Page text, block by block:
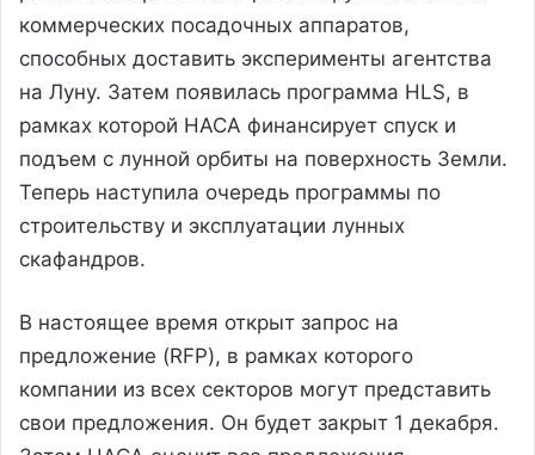
коммерческих посадочных аппаратов,
способных доставить эксперименты агентства
на Луну. Затем появилась программа HLS, в
рамках которой НАСА финансирует спуск и
подъем с лунной орбиты на поверхность Земли.
Теперь наступила очередь программы по
строительству и эксплуатации лунных
скафандров.
В настоящее время открыт запрос на
предложение (RFP), в рамках которого
компании из всех секторов могут представить
свои предложения. Он будет закрыт 1 декабря.